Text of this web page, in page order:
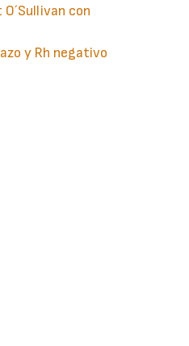
con
y Rh negativo